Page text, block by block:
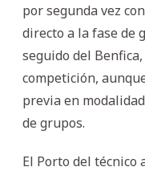
por segunda vez
directo a la fase de
seguido del Benfica,
competición,
previa en
de grupos.
El Porto del